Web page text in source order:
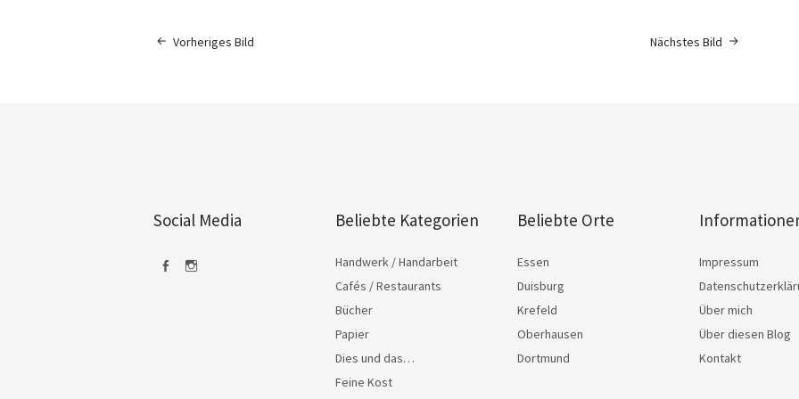
Nächstes Bild
Vorheriges Bild
Social Media Beliebte Kategorien
Handwerk / Handarbeit
Cafés / Restaurants
Bücher
Papier
Dies und das…
Feine Kost
Beliebte Orte
Essen
Duisburg
Krefeld
Oberhausen
Dortmund
Impressum
Über mich
Über diesen Blog
Kontakt